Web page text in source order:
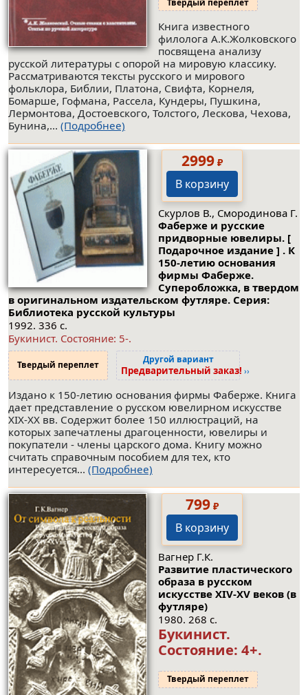
Книга известного
филолога А.К.Жолковского
посвящена анализу
русской литературы с опорой на мировую классику.
Рассматриваются тексты русского и мирового
фольклора, Библии, Платона, Свифта, Корнеля,
Бомарше, Гофмана, Рассела, Кундеры, Пушкина,
Лермонтова, Достоевского, Толстого, Лескова, Чехова,
Бунина,... (Подробнее)
2999₽
В корзину
Скурлов В., Смородинова Г.
Фаберже и русские
придворные ювелиры. [
Подарочное издание ] . К
150-летию основания
фирмы Фаберже.
Суперобложка, в твердом
в оригинальном издательском футляре. Серия:
Библиотека русской культуры
1992. 336 с.
Букинист. Состояние: 5-.
Твердый переплет Другой вариант
Предварительный заказ! ››
Издано к 150-летию основания фирмы Фаберже. Книга
дает представление о русском ювелирном искусстве
XIX-XX вв. Содержит более 150 иллюстраций, на
которых запечатлены драгоценности, ювелиры и
покупатели - члены царского дома. Книгу можно
считать справочным пособием для тех, кто
интересуется... (Подробнее)
799₽
В корзину
Вагнер Г.К.
Развитие пластического
образа в русском
искусстве XIV-ХV веков (в
футляре)
1980. 268 с.
Букинист.
Состояние: 4+.
Твердый переплет